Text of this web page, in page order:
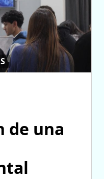
de una